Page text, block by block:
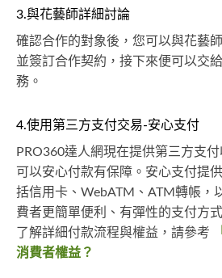
3.與花藝師詳細討論
確認合作的對象後，您可以與花藝
並簽訂合作契約，接下來便可以交
務。
4.使用第三方支付交易-安心支付
PRO360達人網現在提供第三方支
可以安心付款有保障。安心支付提
括信用卡、WebATM、ATM轉帳，
費者更簡單便利、有彈性的支付方
了解詳細付款流程與權益，請參考
消費者權益？